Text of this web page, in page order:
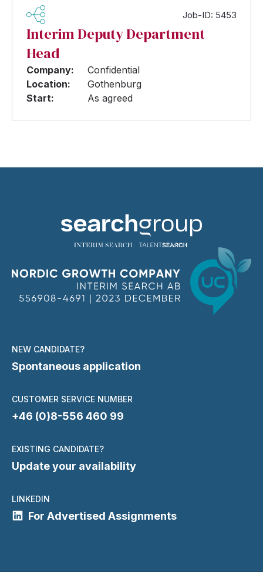
Job-ID: 5453
Interim Deputy Department
Head
Company:
Confidential
Location:
Gothenburg
Start:
As agreed
NEW CANDIDATE?
Spontaneous application
CUSTOMER SERVICE NUMBER
+46 (0)8-556 460 99
EXISTING CANDIDATE?
Update your availability
LINKEDIN
For Advertised Assignments